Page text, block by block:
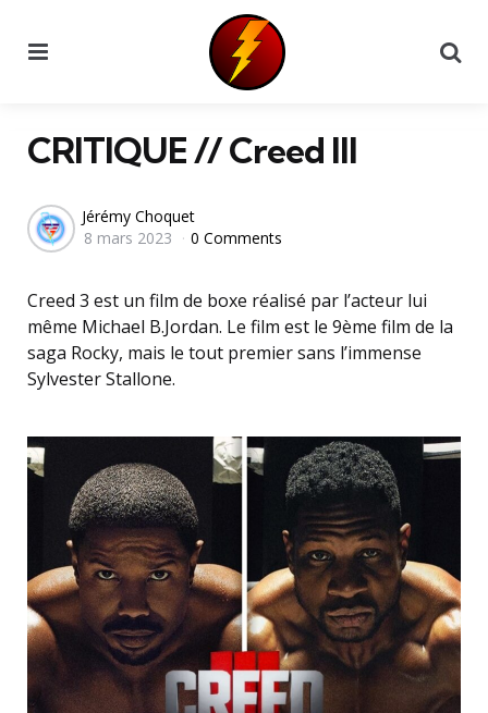
CRITIQUE // Creed III
Posted
by
Jérémy Choquet
8 mars 2023
0 Comments
Creed 3 est un film de boxe réalisé par l’acteur lui
même Michael B.Jordan. Le film est le 9ème film de la
saga Rocky, mais le tout premier sans l’immense
Sylvester Stallone.